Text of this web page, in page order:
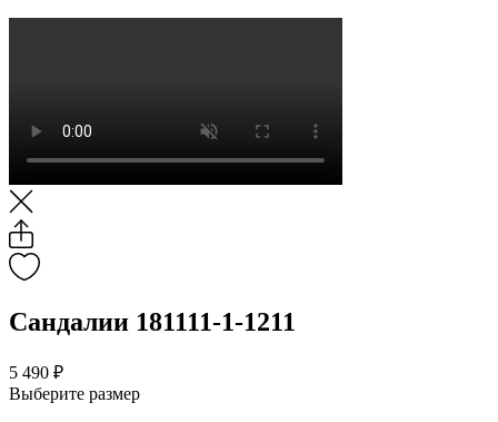
Сандалии 181111-1-1211
5 490 ₽
Выберите размер